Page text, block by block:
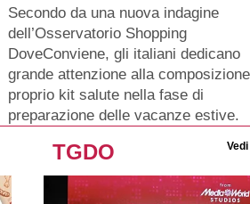
Secondo da una nuova indagine
dell’Osservatorio Shopping
DoveConviene, gli italiani dedicano
grande attenzione alla
proprio kit salute nella fase di
preparazione delle vacanze estive.
TGDO